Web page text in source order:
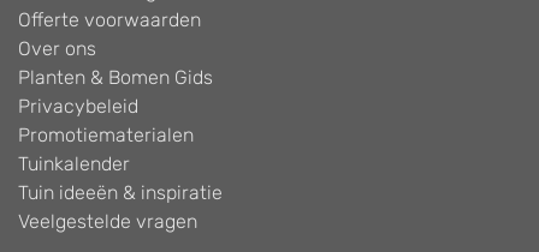
Offerte voorwaarden
Over ons
Planten & Bomen Gids
Privacybeleid
Promotiematerialen
Tuinkalender
Tuin ideeën & inspiratie
Veelgestelde vragen